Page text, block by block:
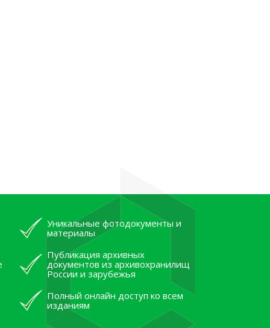
Уникальные фотодокументы и
материалы
Публикация архивных
документов из архивохранилищ
России и зарубежья
Полный онлайн доступ ко всем
изданиям